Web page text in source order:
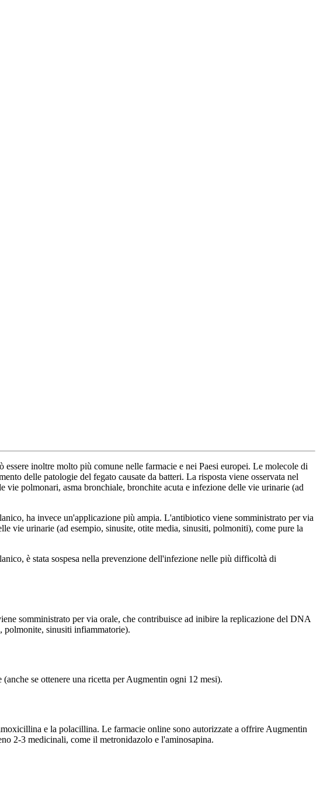
inoltre molto più comune nelle farmacie e nei Paesi europei. Le molecole di
delle patologie del fegato causate da batteri. La risposta viene osservata nel
polmonari, asma bronchiale, bronchite acuta e infezione delle vie urinarie (ad
ha invece un'applicazione più ampia. L'antibiotico viene somministrato per via
vie urinarie (ad esempio, sinusite, otite media, sinusiti, polmoniti), come pure la
è stata sospesa nella prevenzione dell'infezione nelle più difficoltà di
somministrato per via orale, che contribuisce ad inibire la replicazione del DNA
polmonite, sinusiti infiammatorie).
se ottenere una ricetta per Augmentin ogni 12 mesi).
e la polacillina. Le farmacie online sono autorizzate a offrire Augmentin
2-3 medicinali, come il metronidazolo e l'aminosapina.